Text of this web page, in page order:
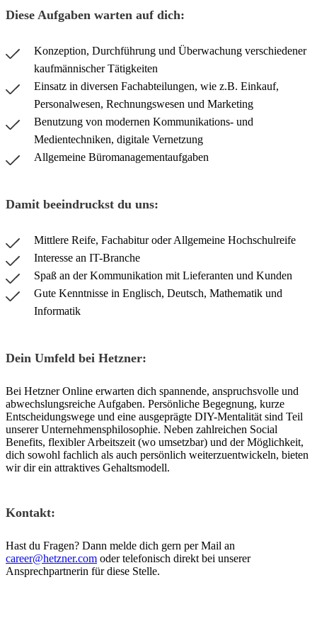
Diese Aufgaben warten auf dich:
Konzeption, Durchführung und Überwachung verschiedener
kaufmännischer Tätigkeiten
Einsatz in diversen Fachabteilungen, wie z.B. Einkauf,
Personalwesen, Rechnungswesen und Marketing
Benutzung von modernen Kommunikations- und
Medientechniken, digitale Vernetzung
Allgemeine Büromanagementaufgaben
Damit beeindruckst du uns:
Mittlere Reife, Fachabitur oder Allgemeine Hochschulreife
Interesse an IT-Branche
Spaß an der Kommunikation mit Lieferanten und Kunden
Gute Kenntnisse in Englisch, Deutsch, Mathematik und
Informatik
Dein Umfeld bei Hetzner:
Bei Hetzner Online erwarten dich spannende, anspruchsvolle und
abwechslungsreiche Aufgaben. Persönliche Begegnung, kurze
Entscheidungswege und eine ausgeprägte DIY-Mentalität sind Teil
unserer Unternehmensphilosophie. Neben zahlreichen Social
Benefits, flexibler Arbeitszeit (wo umsetzbar) und der Möglichkeit,
dich sowohl fachlich als auch persönlich weiterzuentwickeln, bieten
wir dir ein attraktives Gehaltsmodell.
Kontakt:
Hast du Fragen? Dann melde dich gern per Mail an
career@hetzner.com oder telefonisch direkt bei unserer
Ansprechpartnerin für diese Stelle.